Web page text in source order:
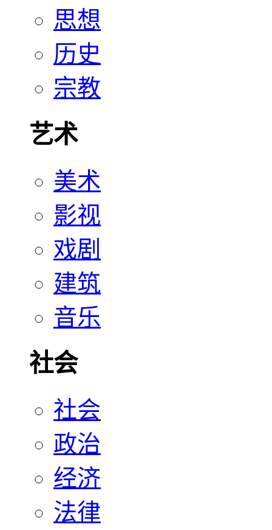
思想
历史
宗教
艺术
美术
影视
戏剧
建筑
音乐
社会
社会
政治
经济
法律